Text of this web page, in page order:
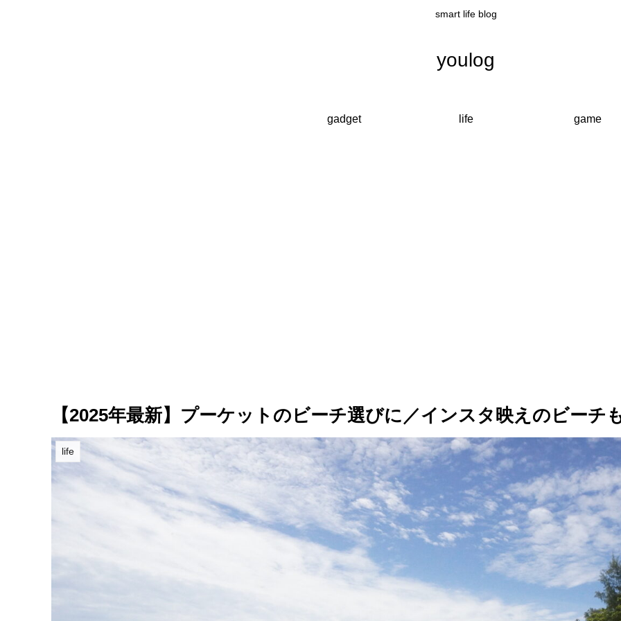
smart life blog
youlog
gadget life game
【2025年最新】プーケットのビーチ選びに／インスタ映えのビーチ
life